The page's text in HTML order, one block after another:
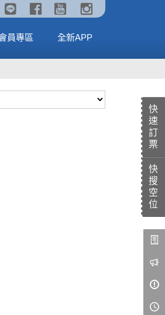
功：恐龍大電影》
秀獨家電影套餐🥤
賣中
員專區 全新APP
快
速
訂
票
快
搜
空
位